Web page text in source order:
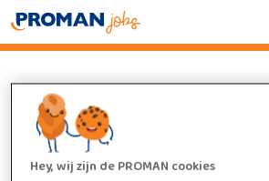
An error occurred
We're having trouble loading the
refresh the page or try again later.
Hey, wij zijn de PROMAN cookies